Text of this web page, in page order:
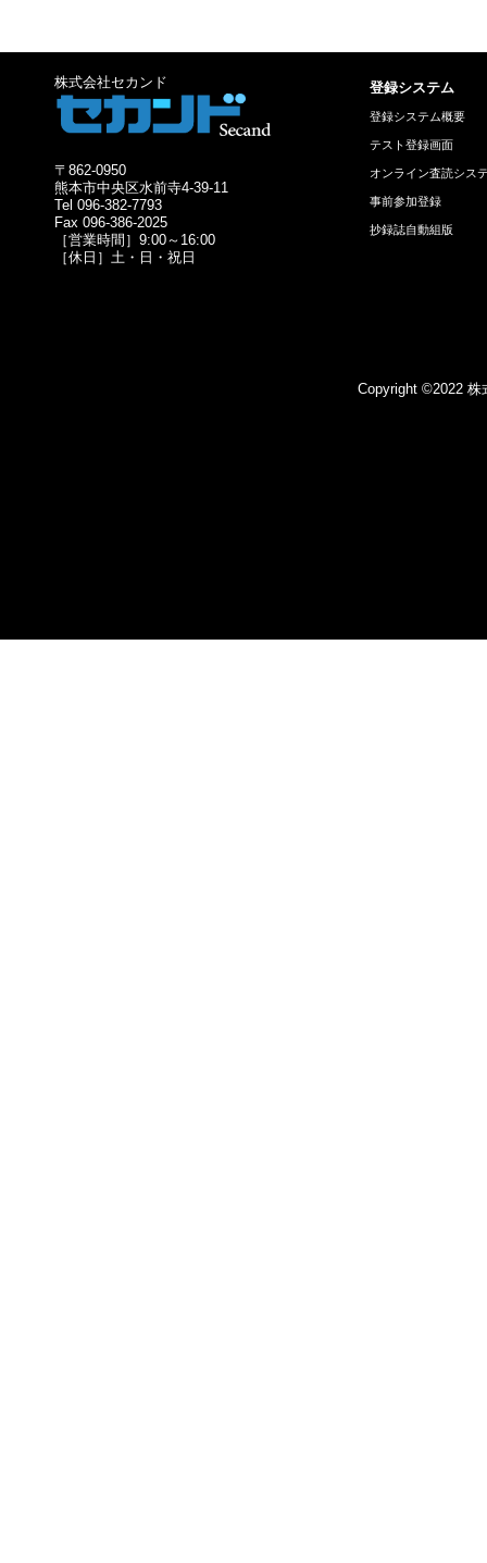
株式会社セカンド
〒862-0950
熊本市中央区水前寺4-39-11
Tel 096-382-7793
Fax 096-386-2025
［営業時間］9:00～16:00
［休日］土・日・祝日
登録システム
登録システム概要
テスト登録画面
オンライン査読シス
事前参加登録
抄録誌自動組版
Copyright ©2022 株